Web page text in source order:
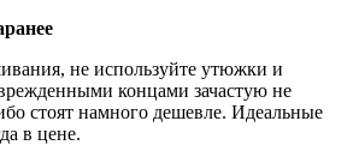
не используйте утюжки и
концами зачастую не
стоят намного дешевле. Идеальные
в цене.